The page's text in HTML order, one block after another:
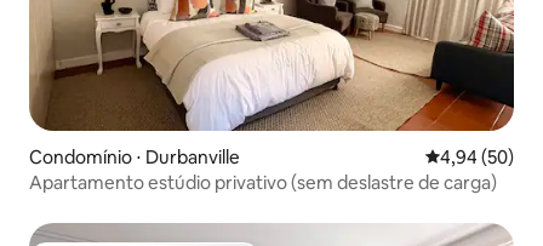
Condomínio ⋅ Durbanville 4,94 de uma
4,94 (50)
Apartamento estúdio privativo (sem deslastre de carga)